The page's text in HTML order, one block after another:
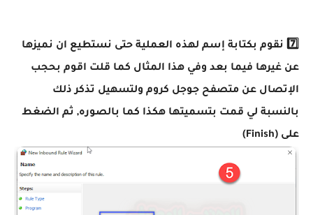
7️⃣ نقوم بكتابة إسم لهذه العملية حتى نستطيع ان نميزها
عن غيرها فيما بعد وفي هذا المثال كما قلت اقوم بحجب
الإتصال عن متصفح جوجل كروم ولتسهيل تذكر ذلك
بالنسبة لي قمت بتسميتها هكذا كما بالصوره, ثم الضغط
على (Finish)